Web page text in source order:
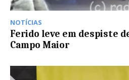
NOTÍCIAS
Ferido leve em despiste
Campo Maior